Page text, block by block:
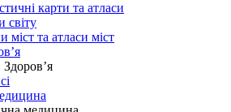
карти та атласи
світу
міст та атласи міст